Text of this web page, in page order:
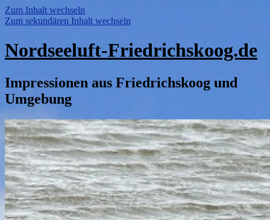
Zum Inhalt wechseln
Zum sekundären Inhalt wechseln
Nordseeluft-Friedrichskoog.de
Impressionen aus Friedrichskoog und
Umgebung